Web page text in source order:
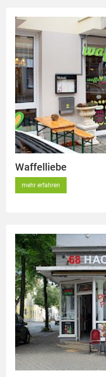
Waffelliebe
mehr erfahren